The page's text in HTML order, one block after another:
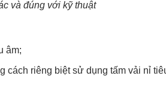
và đúng với kỹ thuật
âm;
cách riêng biệt sử dụng tấm vải nỉ